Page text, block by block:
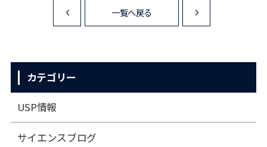
<
一覧へ戻る
カテゴリー
USP情報
サイエンスブログ